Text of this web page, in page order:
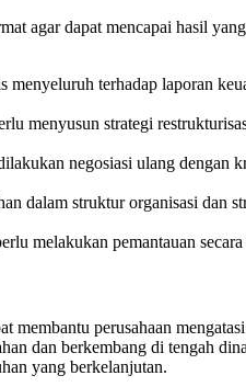
agar dapat mencapai hasil
terhadap laporan
menyusun strategi
negosiasi ulang dengan
dalam struktur organisasi dan
melakukan pemantauan
membantu perusahaan
dan berkembang di tengah
yang berkelanjutan.